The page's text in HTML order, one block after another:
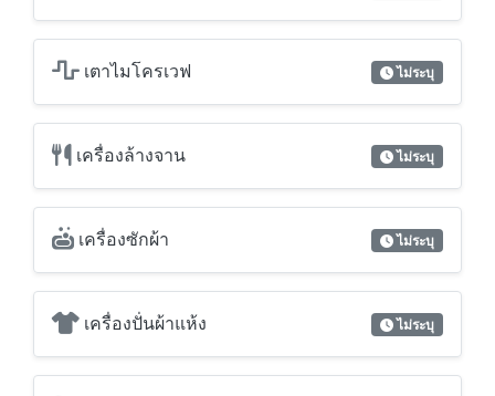
เตาไมโครเวฟ ไม่ระบุ
เครื่องล้างจาน ไม่ระบุ
เครื่องซักผ้า ไม่ระบุ
เครื่องปั่นผ้าแห้ง ไม่ระบุ